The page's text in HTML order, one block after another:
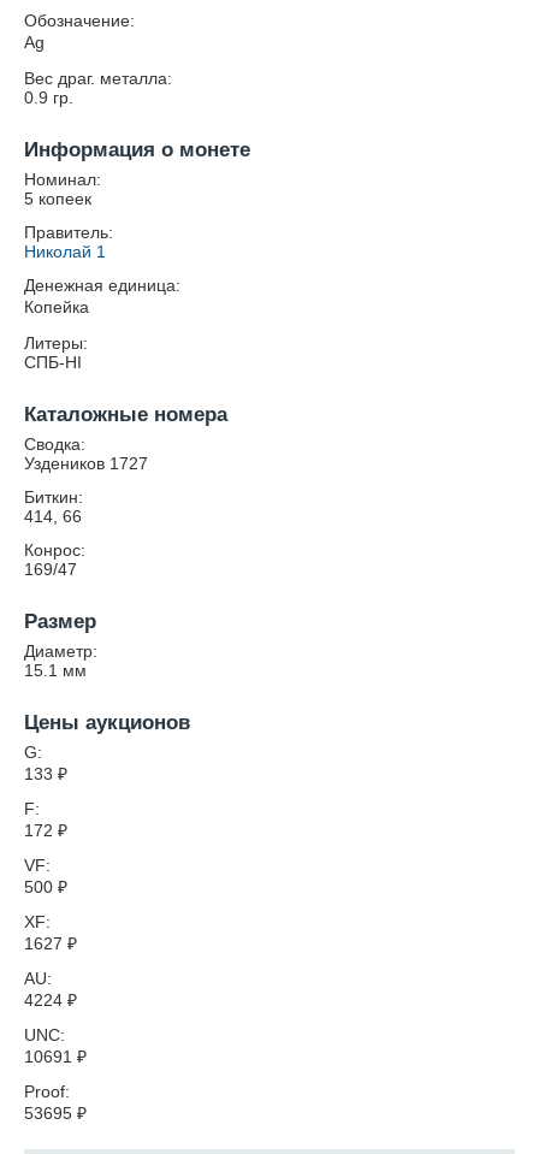
Обозначение:
Ag
Вес драг. металла:
0.9 гр.
Информация о монете
Номинал:
5 копеек
Правитель:
Николай 1
Денежная единица:
Копейка
Литеры:
СПБ-HI
Каталожные номера
Сводка:
Уздеников 1727
Биткин:
414, 66
Конрос:
169/47
Размер
Диаметр:
15.1 мм
Цены аукционов
G:
133 ₽
F:
172 ₽
VF:
500 ₽
XF:
1627 ₽
AU:
4224 ₽
UNC:
10691 ₽
Proof:
53695 ₽